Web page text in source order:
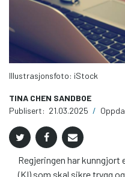
Illustrasjonsfoto: iStock
TINA CHEN SANDBOE
Publisert: 21.03.2025 /
Regjeringen har
(KI) som skal sikre trygg